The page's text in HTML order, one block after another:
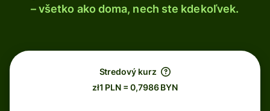
– všetko ako doma, nech ste kdekoľvek.
Stredový kurz
zł1 PLN = 0,7986 BYN